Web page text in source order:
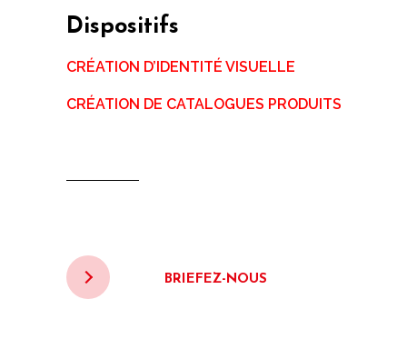
Dispositifs
CRÉATION D’IDENTITÉ VISUELLE
CRÉATION DE CATALOGUES PRODUITS
BRIEFEZ-NOUS